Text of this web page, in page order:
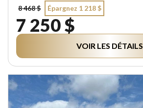
8 468 $ Épargnez 1 218 $
7 250 $
VOIR LES DÉTAILS